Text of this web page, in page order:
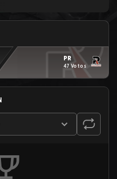
PR
47 Votos